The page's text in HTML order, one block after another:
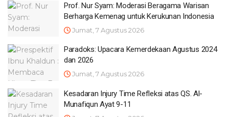
Prof. Nur Syam: Moderasi Beragama Warisan
Berharga Kemenag untuk Kerukunan Indonesia
Jumat, 7 Agustus 2026
Paradoks: Upacara Kemerdekaan Agustus 2024
dan 2026
Jumat, 7 Agustus 2026
Kesadaran Injury Time Refleksi atas QS. Al-
Munafiqun Ayat 9-11